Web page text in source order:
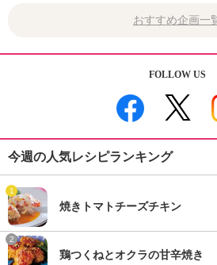
おすすめ企画一
FOLLOW US
今週の人気レシピランキング
1
焼きトマトチーズチキン
2
鶏つくねとオクラの甘辛焼き